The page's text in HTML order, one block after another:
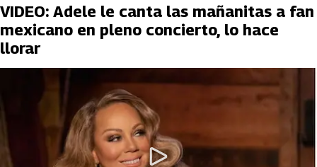
VIDEO: Adele le canta las mañanitas a fan
mexicano en pleno concierto, lo hace
llorar